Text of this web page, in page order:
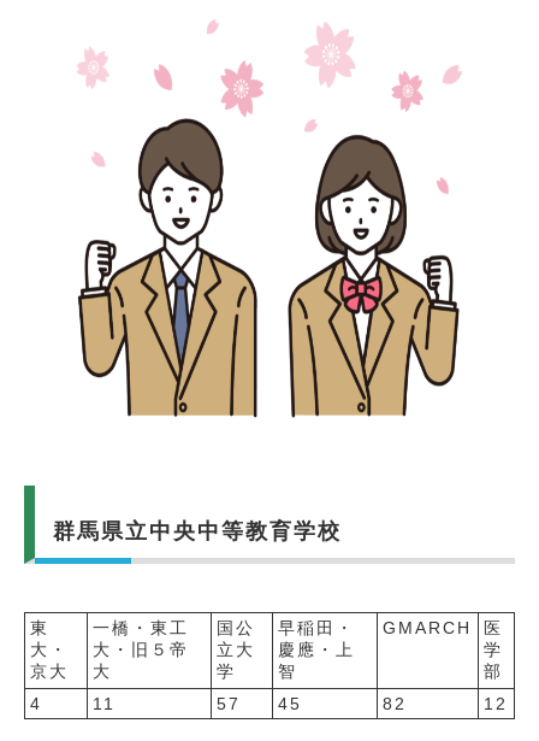
群馬県立中央中等教育学校
東
大・
京大
一橋・東工
大・旧５帝
大
国公
立大
学
早稲田・
慶應・上
智
GMARCH
医
学
部
4
11 57 45 82 12